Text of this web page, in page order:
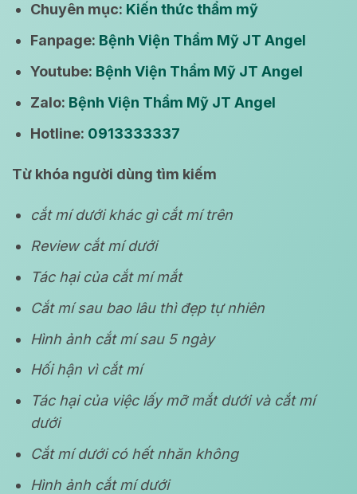
Chuyên mục: Kiến thức thẩm mỹ
Fanpage: Bệnh Viện Thẩm Mỹ JT Angel
Youtube: Bệnh Viện Thẩm Mỹ JT Angel
Zalo: Bệnh Viện Thẩm Mỹ JT Angel
Hotline: 0913333337
Từ khóa người dùng tìm kiếm
cắt mí dưới khác gì cắt mí trên
Review cắt mí dưới
Tác hại của cắt mí mắt
Cắt mí sau bao lâu thì đẹp tự nhiên
Hình ảnh cắt mí sau 5 ngày
Hối hận vì cắt mí
Tác hại của việc lấy mỡ mắt dưới và cắt mí
dưới
Cắt mí dưới có hết nhăn không
Hình ảnh cắt mí dưới